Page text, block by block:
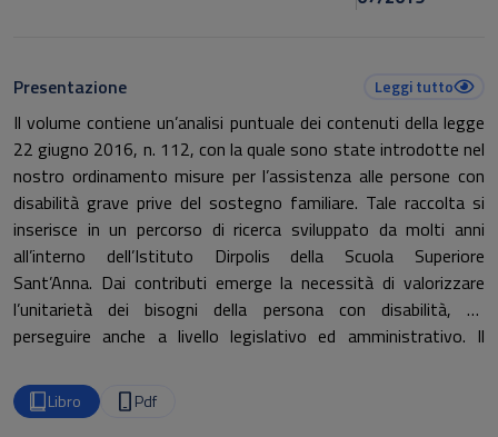
Presentazione Leggi tutto
Il volume contiene un’analisi puntuale dei contenuti della legge
22 giugno 2016, n. 112, con la quale sono state introdotte nel
nostro ordinamento misure per l’assistenza alle persone con
disabilità grave prive del sostegno familiare. Tale raccolta si
inserisce in un percorso di ricerca sviluppato da molti anni
all’interno dell’Istituto Dirpolis della Scuola Superiore
Sant’Anna. Dai contributi emerge la necessità di valorizzare
l’unitarietà dei bisogni della persona con disabilità, da
perseguire anche a livello legislativo ed amministrativo. Il
aggiungere agli interventi pubblici a favore delle persone con
disabilità, ma deve costituire parte di una politica pubblica che
Libro Pdf